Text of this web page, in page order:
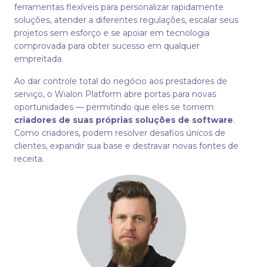
ferramentas flexíveis para personalizar rapidamente
soluções, atender a diferentes regulações, escalar seus
projetos sem esforço e se apoiar em tecnologia
comprovada para obter sucesso em qualquer
empreitada.
Ao dar controle total do negócio aos prestadores de
serviço, o Wialon Platform abre portas para novas
oportunidades — permitindo que eles se tornem
criadores de suas próprias soluções de software.
Como criadores, podem resolver desafios únicos de
clientes, expandir sua base e destravar novas fontes de
receita.